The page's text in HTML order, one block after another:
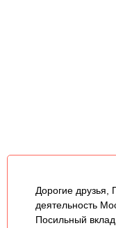
Дорогие друзья,
деятельность
Посильный